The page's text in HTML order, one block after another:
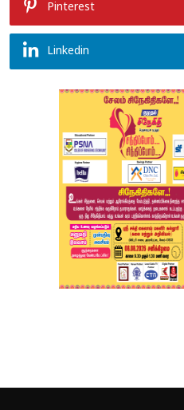
Pinterest
Linkedin